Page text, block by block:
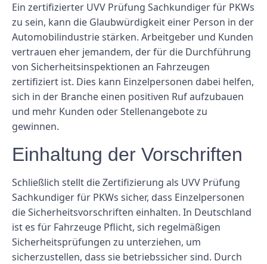
Ein zertifizierter UVV Prüfung Sachkundiger für PKWs
zu sein, kann die Glaubwürdigkeit einer Person in der
Automobilindustrie stärken. Arbeitgeber und Kunden
vertrauen eher jemandem, der für die Durchführung
von Sicherheitsinspektionen an Fahrzeugen
zertifiziert ist. Dies kann Einzelpersonen dabei helfen,
sich in der Branche einen positiven Ruf aufzubauen
und mehr Kunden oder Stellenangebote zu
gewinnen.
Einhaltung der Vorschriften
Schließlich stellt die Zertifizierung als UVV Prüfung
Sachkundiger für PKWs sicher, dass Einzelpersonen
die Sicherheitsvorschriften einhalten. In Deutschland
ist es für Fahrzeuge Pflicht, sich regelmäßigen
Sicherheitsprüfungen zu unterziehen, um
sicherzustellen, dass sie betriebssicher sind. Durch